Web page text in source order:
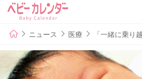
ニュース 医療 「一緒に乗